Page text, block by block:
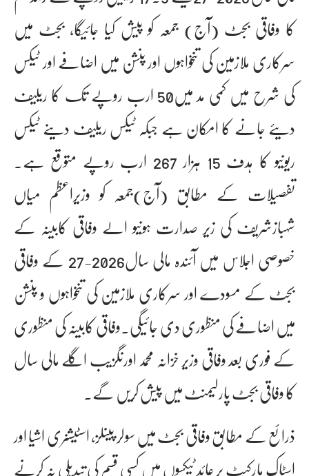
کا وفاقی بجٹ (آج) جمعہ کو پیش کیا جائیگا، بجٹ میں
سرکاری ملازمین کی تنخواہوں اور پنشن میں اضافے اور ٹیکس
کی شرح میں کمی مد میں50 ارب روپے تک کا ریلیف
دیئے جانے کا امکان ہے جبکہ ٹیکس ریلیف دینے ٹیکس
ریونیو کا ہدف 15 ہزار 267 ارب روپے متوقع ہے۔
تفصیلات کے مطابق (آج)جمعہ کو وزیراعظم میاں
شہبازشریف کی زیر صدارت ہونیو الے وفاقی کابینہ کے
خصوصی اجلاس میں آئندہ مالی سال2026-27 کے وفاقی
بجٹ کے مسودے اور سرکاری ملازمین کی تنخواہوں و پنشن
میں اضافے کی منظوری دی جائیگی۔وفاقی کابینہ کی منظوری
کے فوری بعد وفاقی وزیر خزانہ محمد اورنگزیب اگلے مالی سال
کا وفاقی بجٹ پارلیمنٹ میں پیش کریں گے۔
ذرائع کے مطابق وفاقی بجٹ میں سولر پینلز، اسٹیشنری اشیا اور